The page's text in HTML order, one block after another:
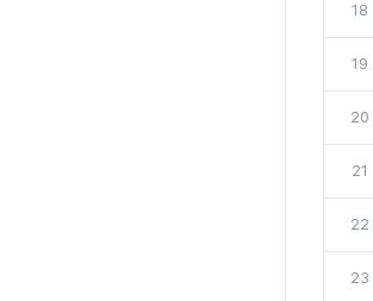
18
19
20
21
22
23